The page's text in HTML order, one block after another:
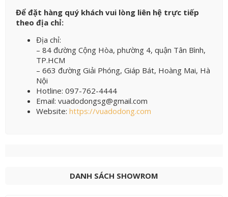
Để đặt hàng quý khách vui lòng liên hệ trực tiếp
theo địa chỉ:
Địa chỉ:
– 84 đường Cộng Hòa, phường 4, quận Tân Bình,
TP.HCM
– 663 đường Giải Phóng, Giáp Bát, Hoàng Mai, Hà
Nội
Hotline: 097-762-4444
Email: vuadodongsg@gmail.com
Website: https://vuadodong.com
DANH SÁCH SHOWROM